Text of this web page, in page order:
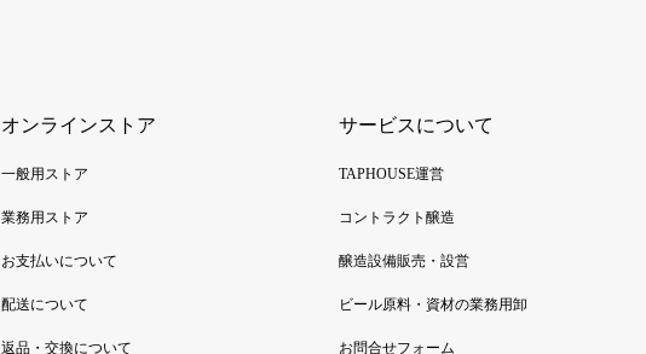
オンラインストア
一般用ストア
業務用ストア
お支払いについて
配送について
返品・交換について
サービスについて
TAPHOUSE運営
コントラクト醸造
醸造設備販売・設営
ビール原料・資材の業務用卸
お問合せフォーム